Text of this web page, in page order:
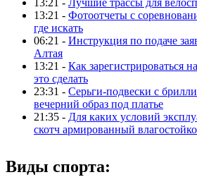
13:21 - Лучшие трассы для
13:21 - Фотоотчеты с
где искать
06:21 - Инструкция по подаче
Алтая
13:21 - Как зарегистрироваться
это сделать
23:31 - Серьги-подвески с
вечерний образ под платье
21:35 - Для каких условий
скотч армированный
Виды спорта: